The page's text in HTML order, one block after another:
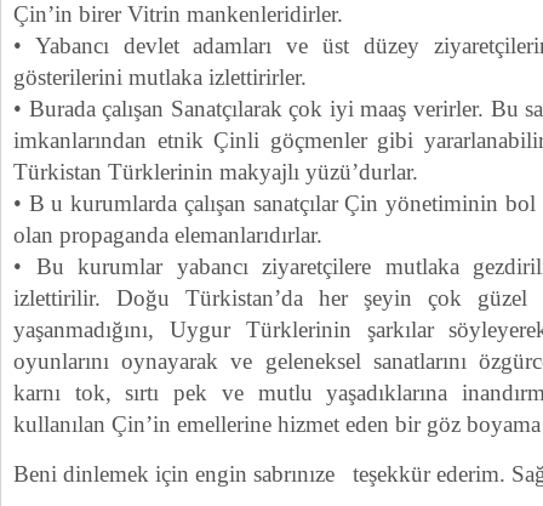
Çin’in birer Vitrin mankenleridirler.
• Yabancı devlet adamları ve üst düzey
gösterilerini mutlaka izlettirirler.
• Burada çalışan Sanatçılarak çok iyi maaş verirler. Bu
imkanlarından etnik Çinli göçmenler gibi
Türkistan Türklerinin makyajlı yüzü’durlar.
• B u kurumlarda çalışan sanatçılar Çin yönetiminin
olan propaganda elemanlarıdırlar.
• Bu kurumlar yabancı ziyaretçilere mutlaka
izlettirilir. Doğu Türkistan’da her şeyin çok güzel
yaşanmadığını, Uygur Türklerinin şarkılar
oyunlarını oynayarak ve geleneksel sanatlarını
karnı tok, sırtı pek ve mutlu yaşadıklarına
kullanılan Çin’in emellerine hizmet eden bir göz
Beni dinlemek için engin sabrınıze teşekkür ederim.